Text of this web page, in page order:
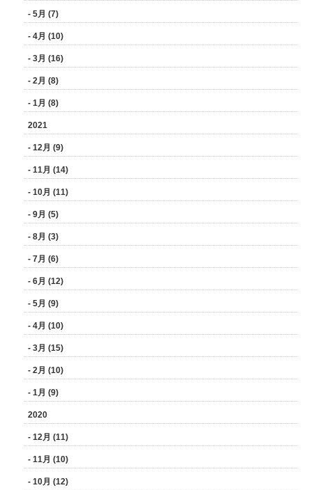
- 5月 (7)
- 4月 (10)
- 3月 (16)
- 2月 (8)
- 1月 (8)
2021
- 12月 (9)
- 11月 (14)
- 10月 (11)
- 9月 (5)
- 8月 (3)
- 7月 (6)
- 6月 (12)
- 5月 (9)
- 4月 (10)
- 3月 (15)
- 2月 (10)
- 1月 (9)
2020
- 12月 (11)
- 11月 (10)
- 10月 (12)